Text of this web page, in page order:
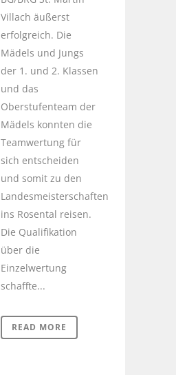
Villach äußerst
erfolgreich. Die
Mädels und Jungs
der 1. und 2. Klassen
und das
Oberstufenteam der
Mädels konnten die
Teamwertung für
sich entscheiden
und somit zu den
Landesmeisterschaften
ins Rosental reisen.
Die Qualifikation
über die
Einzelwertung
schaffte...
READ MORE